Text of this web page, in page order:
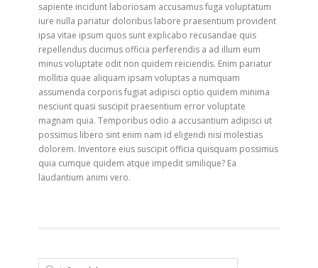
sapiente incidunt laboriosam accusamus fuga voluptatum
iure nulla pariatur doloribus labore praesentium provident
ipsa vitae ipsum quos sunt explicabo recusandae quis
repellendus ducimus officia perferendis a ad illum eum
minus voluptate odit non quidem reiciendis. Enim pariatur
mollitia quae aliquam ipsam voluptas a numquam
assumenda corporis fugiat adipisci optio quidem minima
nesciunt quasi suscipit praesentium error voluptate
magnam quia. Temporibus odio a accusantium adipisci ut
possimus libero sint enim nam id eligendi nisi molestias
dolorem. Inventore eius suscipit officia quisquam possimus
quia cumque quidem atque impedit similique? Ea
laudantium animi vero.